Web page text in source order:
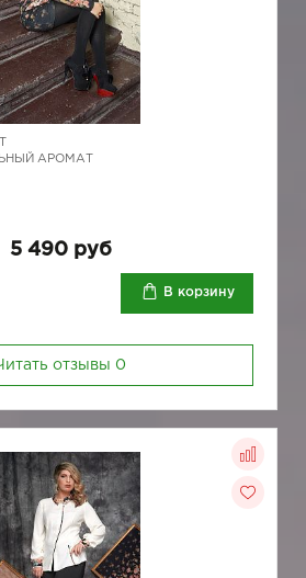
АРОМАТ
5 490 руб
В корзину
отзывы 0